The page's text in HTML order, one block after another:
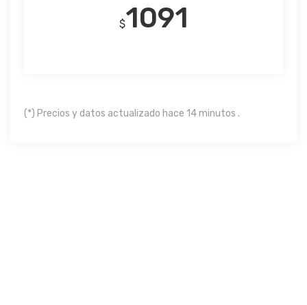
$1091
(*) Precios y datos actualizado hace 14 minutos .